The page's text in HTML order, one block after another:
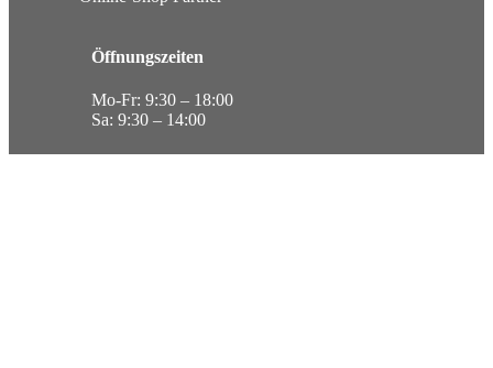
Öffnungszeiten
Mo-Fr:9:30 – 18:00
Sa:9:30 – 14:00